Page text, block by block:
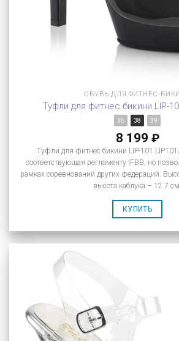
ОБУВЬ ДЛЯ ФИТНЕС-
Туфли для фитнес бикини LIP-
35 38 39
8 199 ₽
Туфли для фитнес бикини LIP-101
соответствующая регламенту IFBB, но
рамках соревнований других федераций.
высота каблука – 12.7 см.
КУПИТЬ